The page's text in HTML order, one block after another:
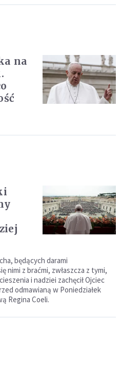
na
będących darami
nimi z braćmi, zwłaszcza z tymi,
i nadziei zachęcił Ojciec
odmawianą w Poniedziałek
Regina Coeli.